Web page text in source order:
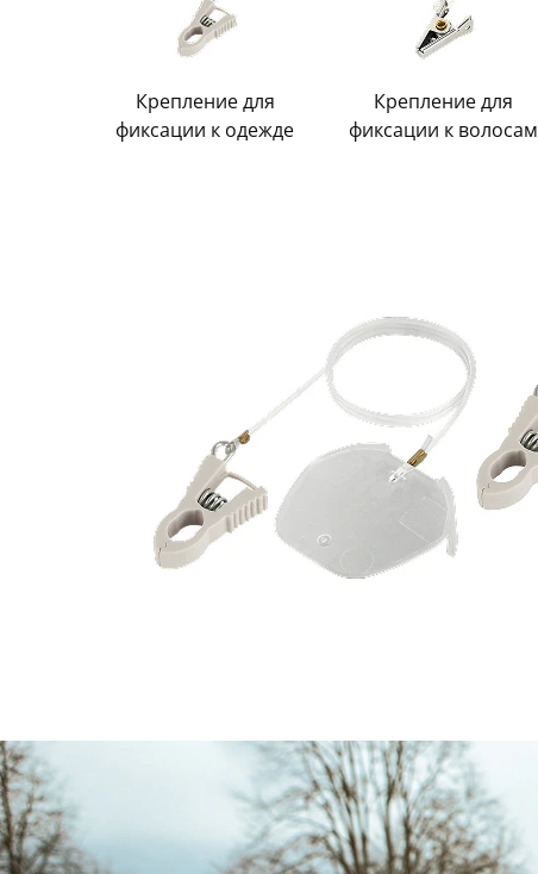
Крепление для
фиксации к одежде
Крепление для
фиксации к волосам